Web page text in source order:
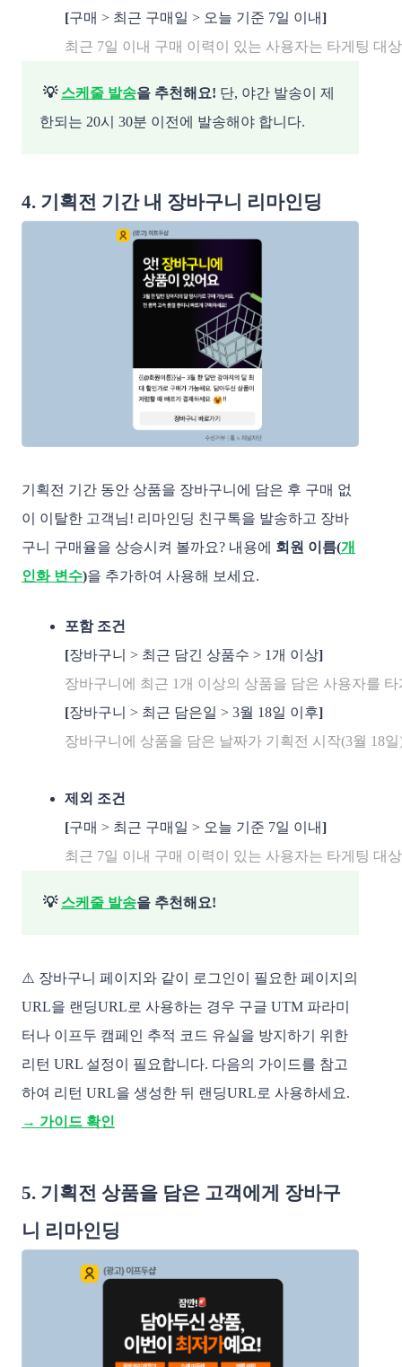
[구매 > 최근 구매일 > 오늘 기준 7일 이내]
최근 7일 이내 구매 이력이 있는 사용자는 타게팅 대
💡 스케줄 발송을 추천해요! 단, 야간 발송이 제
한되는 20시 30분 이전에 발송해야 합니다.
4. 기획전 기간 내 장바구니 리마인딩
기획전 기간 동안 상품을 장바구니에 담은 후 구매 없
이 이탈한 고객님! 리마인딩 친구톡을 발송하고 장바
구니 구매율을 상승시켜 볼까요? 내용에 회원 이름(개
인화 변수)을 추가하여 사용해 보세요.
포함 조건
[장바구니 > 최근 담긴 상품수 > 1개 이상]
장바구니에 최근 1개 이상의 상품을 담은 사용자를
[장바구니 > 최근 담은일 > 3월 18일 이후]
장바구니에 상품을 담은 날짜가 기획전 시작(3월 18
제외 조건
[구매 > 최근 구매일 > 오늘 기준 7일 이내]
최근 7일 이내 구매 이력이 있는 사용자는 타게팅 대
💡 스케줄 발송을 추천해요!
⚠️ 장바구니 페이지와 같이 로그인이 필요한 페이지의
URL을 랜딩URL로 사용하는 경우 구글 UTM 파라미
터나 이프두 캠페인 추적 코드 유실을 방지하기 위한
리턴 URL 설정이 필요합니다. 다음의 가이드를 참고
하여 리턴 URL을 생성한 뒤 랜딩URL로 사용하세요.
→ 가이드 확인
5. 기획전 상품을 담은 고객에게 장바구
니 리마인딩